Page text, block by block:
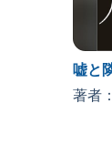
嘘と
著者：